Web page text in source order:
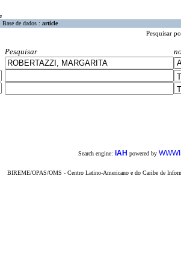
Base de dados : article
Pesquisar
Pesquisar
Search engine: iAH powered by
BIREME/OPAS/OMS - Centro Latino-Americano e do Caribe de